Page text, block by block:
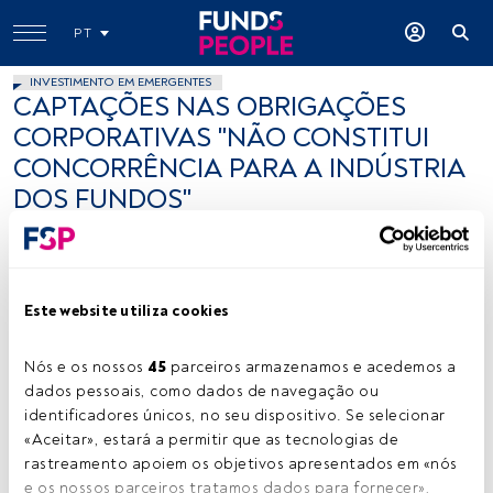
Este website utiliza cookies
Nós e os nossos 45 parceiros armazenamos e acedemos a
dados pessoais, como dados de navegação ou
identificadores únicos, no seu dispositivo. Se selecionar
«Aceitar», estará a permitir que as tecnologias de
rastreamento apoiem os objetivos apresentados em «nós
e os nossos parceiros tratamos dados para fornecer»,
PT
INVESTIMENTO EM EMERGENTES
CAPTAÇÕES NAS OBRIGAÇÕES
CORPORATIVAS "NÃO CONSTITUI
CONCORRÊNCIA PARA A INDÚSTRIA
DOS FUNDOS"
30 novembro 2012
Tempo de leitura:1 min.
A s emissões obrigaccionistas totalizam, no ano,
96,5 mil milhões de reais sendo que as
debentures, obrigações emitidas por empresas,
captam 71,2% desse montante. Luiz Soares justifica que as
obrigações corporativas ganham atractividade face aos
títulos públicos, sobretudo os indexados à SELIC, dada a